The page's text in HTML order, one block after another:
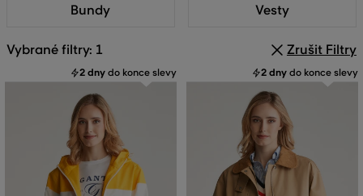
Bundy Vesty
Vybrané filtry: 1 Zrušit Filtry
2 dny do konce slevy 2 dny do konce slevy